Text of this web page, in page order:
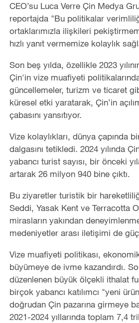
CEO’su Luca Verre Çin Medya
reportajda "Bu politikalar
ortaklarımızla ilişkileri
hızlı yanıt vermemize kolaylık
Son beş yılda, özellikle 2023
Çin'in vize muafiyeti
güncellemeler, turizm ve ticaret
küresel etki yaratarak, Çin’in
çabasını yansıtıyor.
Vize kolaylıkları, dünya çapında
dalgasını tetikledi. 2024 yılında
yabancı turist sayısı, bir önceki
artarak 26 milyon 940 bine çıktı.
Bu ziyaretler turistik bir
Seddi, Yasak Kent ve Terracotta
mirasların yakından
medeniyetler arası iletişimi de
Vize muafiyeti politikası,
büyümeye de ivme kazandırdı.
düzenlenen büyük ölçekli ithalat
birçok yabancı katılımcı "yeni
doğrudan Çin pazarına girmeye
2021-2024 yıllarında toplam 7,4